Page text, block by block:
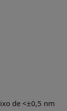
de <±0,5 nm